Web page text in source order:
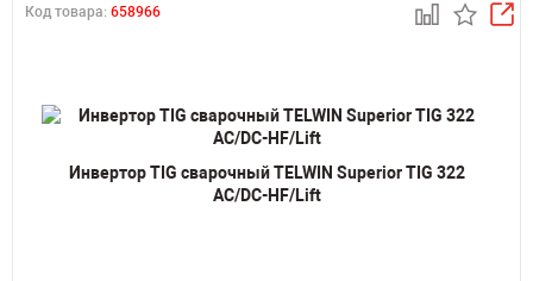
Код товара: 658966
Инвертор TIG сварочный TELWIN Superior TIG 322
AC/DC-HF/Lift